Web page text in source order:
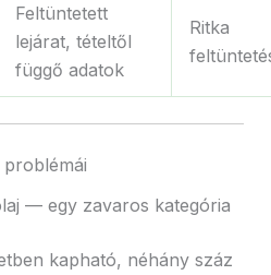
Feltüntetett
lejárat, tételtől
függő adatok
Ritka
— egy zavaros kategória
kapható, néhány száz